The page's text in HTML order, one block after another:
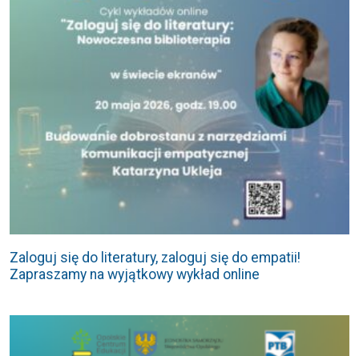
Zaloguj się do literatury, zaloguj się do empatii!
Zapraszamy na wyjątkowy wykład online